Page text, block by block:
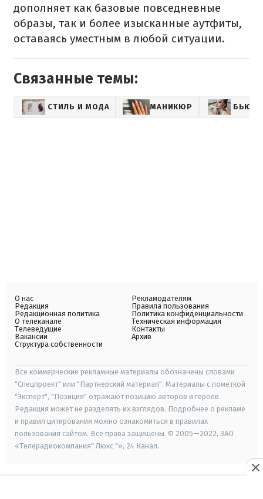
дополняет как базовые повседневные
образы, так и более изысканные аутфиты,
оставаясь уместным в любой ситуации.
Связанные темы:
СТИЛЬ И МОДА МАНИКЮР
О нас
Редакция
Редакционная политика
О телеканале
Телеведущие
Вакансии
Структура собственности
Рекламодателям
Правила пользования
Политика конфиденциальности
Техническая информация
Контакты
Архив
Все коммерческие рекламные материалы обозначены словами
"Спецпроект" или "Партнерский материал". Материалы с пометкой
"Эксперт", "Позиция" отражают позицию авторов и героев.
Редакция может не разделять их взглядов. Подробнее о рекламе
и правил цитирования можно ознакомиться в правилах
пользования сайтом. Все права защищены. © 2005—2022, ЗАО
«Телерадиокомпания" Люкс "», 24 Канал.